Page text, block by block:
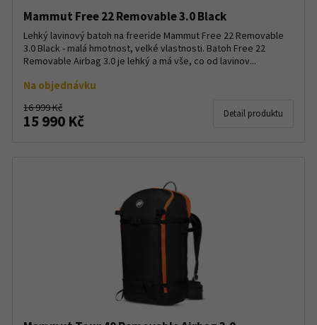
Mammut Free 22 Removable 3.0 Black
Lehký lavinový batoh na freeride Mammut Free 22 Removable
3.0 Black - malá hmotnost, velké vlastnosti. Batoh Free 22
Removable Airbag 3.0 je lehký a má vše, co od lavinov...
Na objednávku
16 999 Kč
15 990 Kč Detail produktu